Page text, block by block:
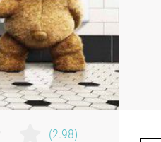
(2.98)